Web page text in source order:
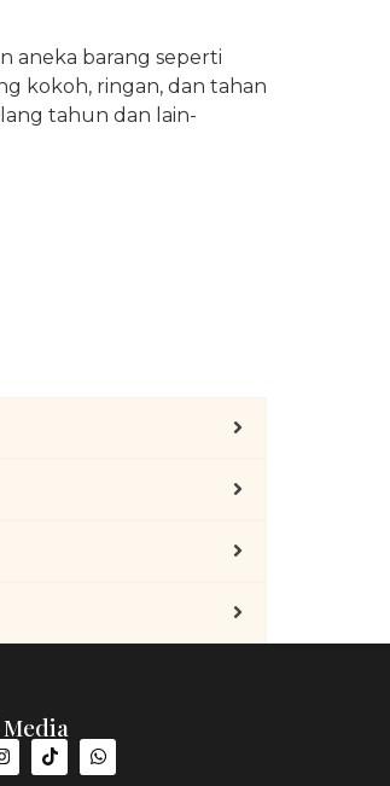
aneka barang seperti
kokoh, ringan, dan tahan
tahun dan lain-